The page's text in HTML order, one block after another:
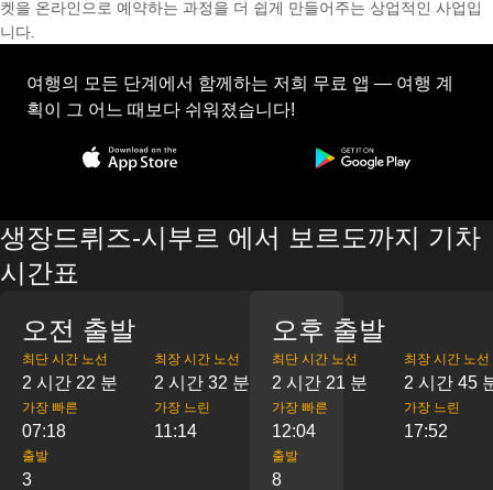
켓을 온라인으로 예약하는 과정을 더 쉽게 만들어주는 상업적인 사업입
니다.
여행의 모든 단계에서 함께하는 저희 무료 앱 — 여행 계
획이 그 어느 때보다 쉬워졌습니다!
생장드뤼즈-시부르 에서 보르도까지 기차
시간표
오전 출발
최단 시간 노선
2 시간 22 분
최장 시간 노선
2 시간 32 분
가장 빠른
07:18
가장 느린
11:14
출발
3
오후 출발
최단 시간 노선
2 시간 21 분
최장 시간 노선
2 시간 45
가장 빠른
12:04
가장 느린
17:52
출발
8